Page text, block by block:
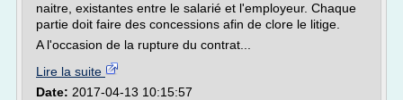
naitre, existantes entre le salarié et l'employeur. Chaque
partie doit faire des concessions afin de clore le litige.
A l'occasion de la rupture du contrat...
Lire la suite
Date: 2017-04-13 10:15:57